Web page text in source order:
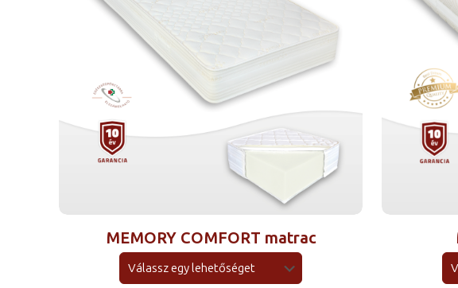
MEMORY COMFORT matrac